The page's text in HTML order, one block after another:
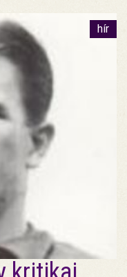
hír